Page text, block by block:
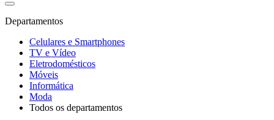
Departamentos
Celulares e Smartphones
TV e Vídeo
Eletrodomésticos
Móveis
Informática
Moda
Todos os departamentos